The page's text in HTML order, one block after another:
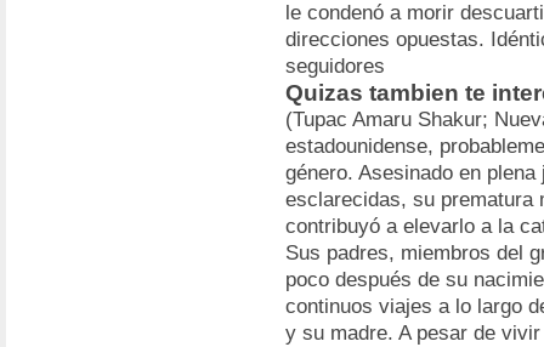
le condenó a morir
direcciones opuestas.
seguidores
Quizas tambien te
(Tupac Amaru Shakur;
estadounidense,
género. Asesinado en
esclarecidas, su prematura
contribuyó a elevarlo a la
Sus padres, miembros del
poco después de su
continuos viajes a lo largo
y su madre. A pesar de